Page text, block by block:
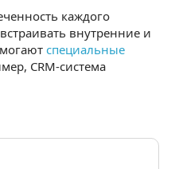
каждого
внутренние и
специальные
CRM-система